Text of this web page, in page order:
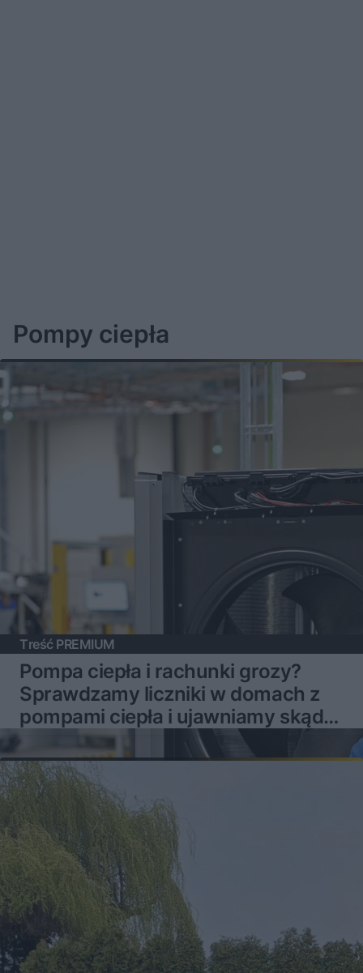
Pompy ciepła
Treść PREMIUM
Pompa ciepła i rachunki grozy?
Sprawdzamy liczniki w domach z
pompami ciepła i ujawniamy skąd
mogą brać się problemy